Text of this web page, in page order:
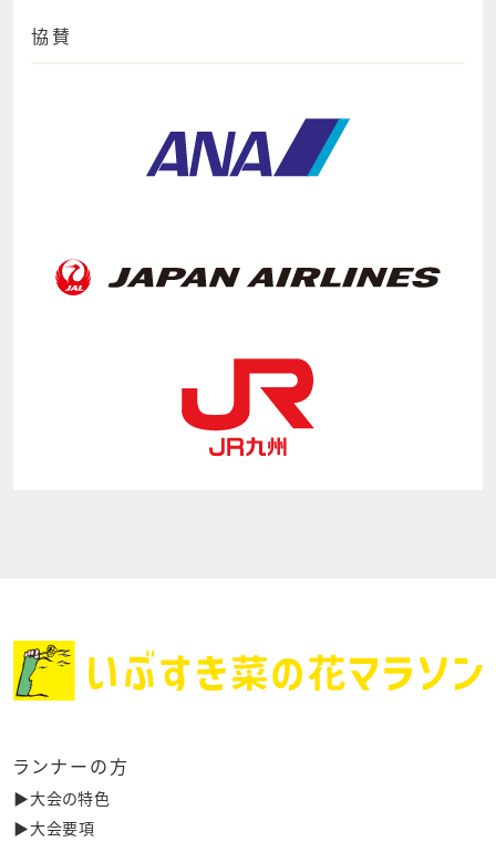
協賛
ランナーの方
▶︎大会の特色
▶︎大会要項